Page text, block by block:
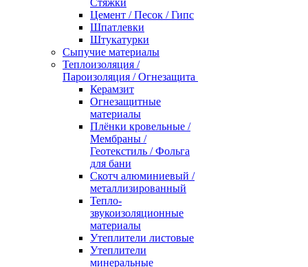
Стяжки
Цемент / Песок / Гипс
Шпатлевки
Штукатурки
Сыпучие материалы
Теплоизоляция /
Пароизоляция / Огнезащита
Керамзит
Огнезащитные
материалы
Плёнки кровельные /
Мембраны /
Геотекстиль / Фольга
для бани
Скотч алюминиевый /
металлизированный
Тепло-
звукоизоляционные
материалы
Утеплители листовые
Утеплители
минеральные